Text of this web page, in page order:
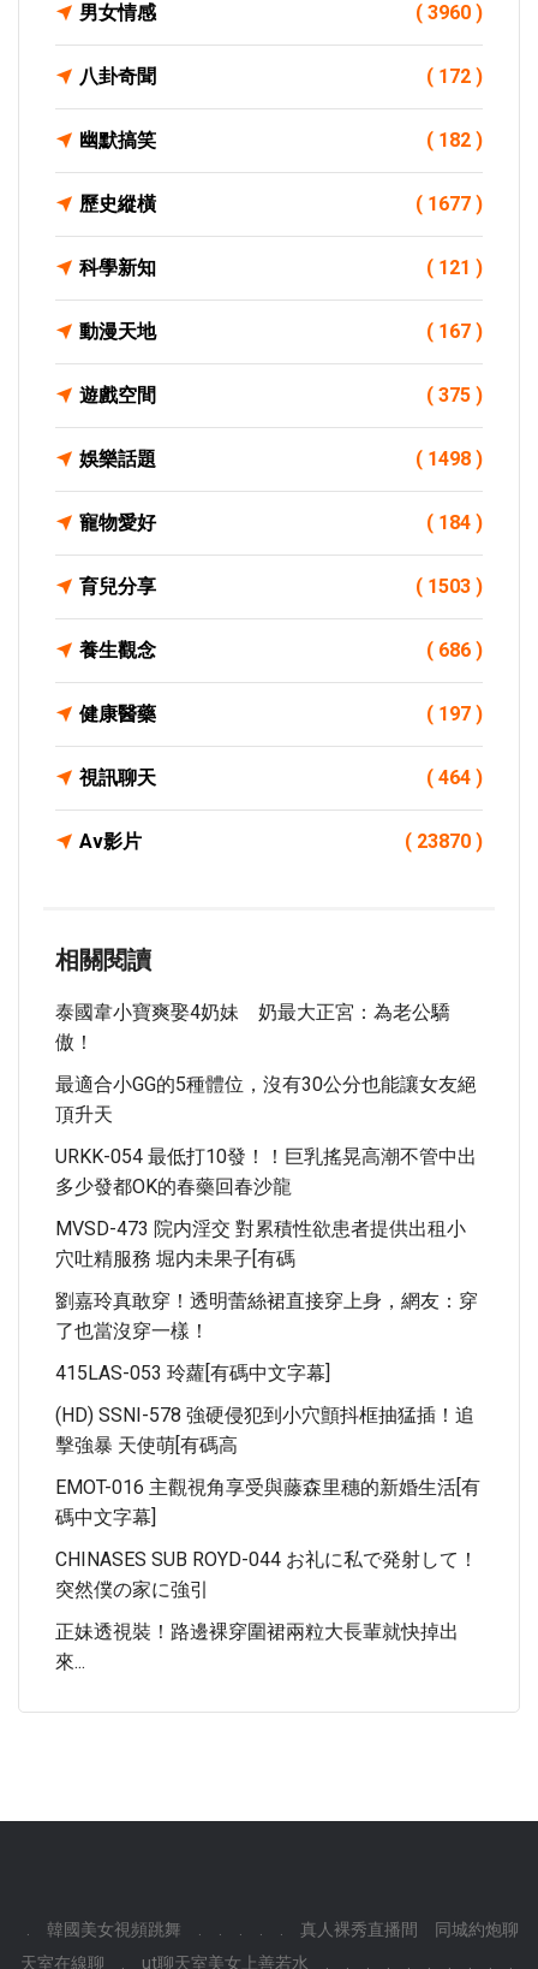
男女情感 ( 3960 )
八卦奇聞 ( 172 )
幽默搞笑 ( 182 )
歷史縱橫 ( 1677 )
科學新知 ( 121 )
動漫天地 ( 167 )
遊戲空間 ( 375 )
娛樂話題 ( 1498 )
寵物愛好 ( 184 )
育兒分享 ( 1503 )
養生觀念 ( 686 )
健康醫藥 ( 197 )
視訊聊天 ( 464 )
Av影片 ( 23870 )
相關閱讀
泰國韋小寶爽娶4奶妹 奶最大正宮：為老公驕
傲！
最適合小GG的5種體位，沒有30公分也能讓女友絕
頂升天
URKK-054 最低打10發！！巨乳搖晃高潮不管中出
多少發都OK的春藥回春沙龍
MVSD-473 院内淫交 對累積性欲患者提供出租小
穴吐精服務 堀内未果子[有碼
劉嘉玲真敢穿！透明蕾絲裙直接穿上身，網友：穿
了也當沒穿一樣！
415LAS-053 玲蘿[有碼中文字幕]
(HD) SSNI-578 強硬侵犯到小穴顫抖框抽猛插！追
擊強暴 天使萌[有碼高
EMOT-016 主觀視角享受與藤森里穗的新婚生活[有
碼中文字幕]
CHINASES SUB ROYD-044 お礼に私で発射して！
突然僕の家に強引
正妹透視裝！路邊裸穿圍裙兩粒大長輩就快掉出
來...
韓國美女視頻跳舞 真人裸秀直播間
同城約炮聊
天室在線聊
ut聊天室美女上善若水